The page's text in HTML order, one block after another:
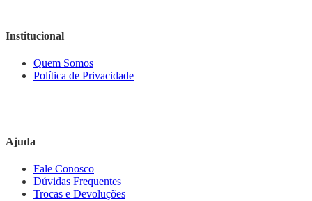
Institucional
Quem Somos
Política de Privacidade
Ajuda
Fale Conosco
Dúvidas Frequentes
Trocas e Devoluções